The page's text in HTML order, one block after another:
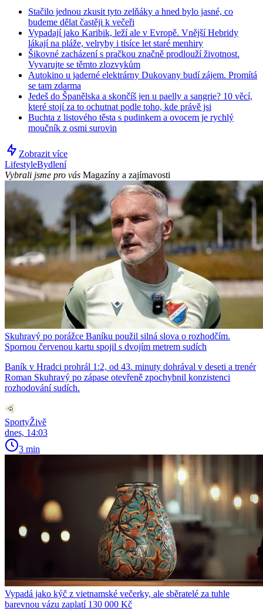
Stačilo jednou zkusit tyto zelňáky a hned bylo jasné, co
budeme dělat častěji k večeři
Vypadají jako Karibik, leží ale v Evropě. Vnější Hebridy
lákají na pláže, velryby i tisíce let staré menhiry
Šikovné zacházení s pračkou značně prodlouží životnost.
Vyvarujte se těmto zlozvykům
Autokino u jaderné elektrárny Dukovany budí zájem. Promítá
se tam zdarma
Jedeš do Španělska a skončíš jen u paelly a sangrie? 10 věcí,
které stojí za to ochutnat podle toho, kde právě jsi
Buchta z listového těsta s pudinkem a ovocem je rychlý
moučník z osmi surovin
Zobrazit více
LifestyleBydlení
Vybrali jsme pro vás Magazíny a zajímavosti
Skuhravý po porážce Baníku použil silná slova o rozhodčím.
Spornou červenou kartu spojil s dvojím metrem sudích
Baník v Hradci prohrál 1:2, od 43. minuty dohrával v deseti a trenér
Roman Skuhravý po zápase otevřeně zpochybnil konzistenci
rozhodování sudích.
SportyŽivě
dnes, 14:03
3 min
Vypadá jako kýč z vietnamské večerky, ale sběratelé za tuhle
barevnou vázu zaplatí 130 000 Kč